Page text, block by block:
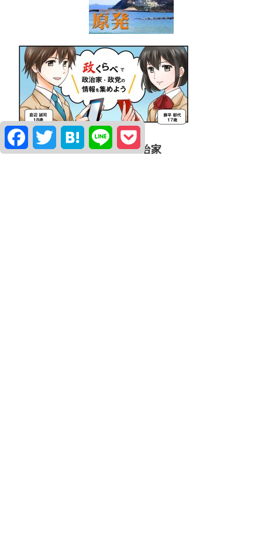
よく観られている政治家
FacebookTwitter Hatena Line